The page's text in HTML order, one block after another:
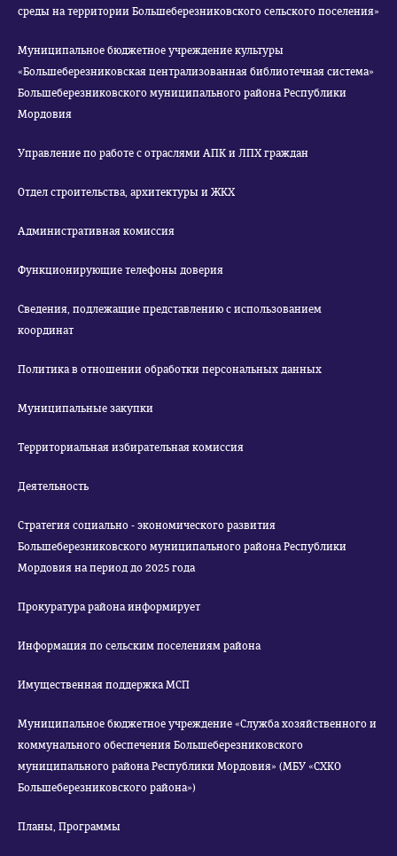
среды на территории Большеберезниковского сельского поселения»
Муниципальное бюджетное учреждение культуры
«Большеберезниковская централизованная библиотечная система»
Большеберезниковского муниципального района Республики
Мордовия
Управление по работе с отраслями АПК и ЛПХ граждан
Отдел строительства, архитектуры и ЖКХ
Административная комиссия
Функционирующие телефоны доверия
Сведения, подлежащие представлению с использованием
координат
Политика в отношении обработки персональных данных
Муниципальные закупки
Территориальная избирательная комиссия
Деятельность
Стратегия социально - экономического развития
Большеберезниковского муниципального района Республики
Мордовия на период до 2025 года
Прокуратура района информирует
Информация по сельским поселениям района
Имущественная поддержка МСП
Муниципальное бюджетное учреждение «Служба хозяйственного и
коммунального обеспечения Большеберезниковского
муниципального района Республики Мордовия» (МБУ «СХКО
Большеберезниковского района»)
Планы, Программы